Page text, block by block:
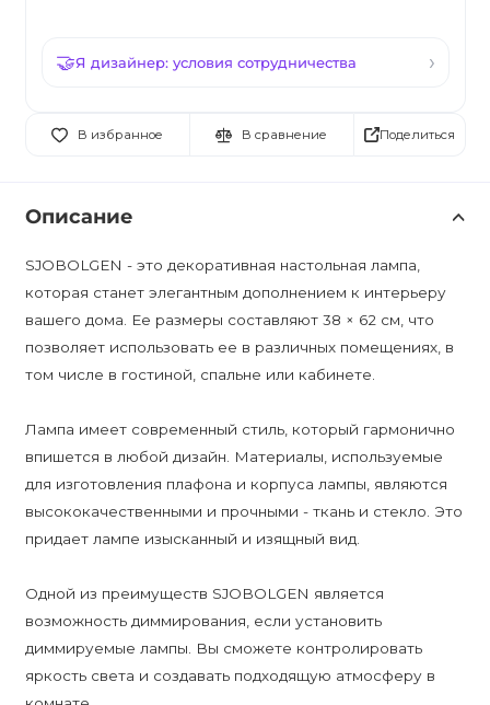
Я дизайнер: условия сотрудничества
В избранное В сравнение Поделиться
Описание
SJOBOLGEN - это декоративная настольная лампа,
которая станет элегантным дополнением к интерьеру
вашего дома. Ее размеры составляют 38 × 62 см, что
позволяет использовать ее в различных помещениях, в
том числе в гостиной, спальне или кабинете.
Лампа имеет современный стиль, который гармонично
впишется в любой дизайн. Материалы, используемые
для изготовления плафона и корпуса лампы, являются
высококачественными и прочными - ткань и стекло. Это
придает лампе изысканный и изящный вид.
Одной из преимуществ SJOBOLGEN является
возможность диммирования, если установить
диммируемые лампы. Вы сможете контролировать
яркость света и создавать подходящую атмосферу в